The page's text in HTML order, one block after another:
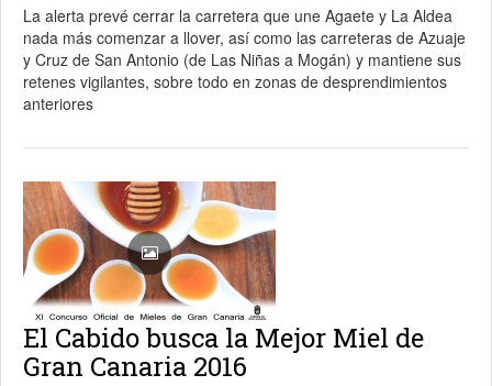
La alerta prevé cerrar la carretera que une Agaete y La Aldea
nada más comenzar a llover, así como las carreteras de Azuaje
y Cruz de San Antonio (de Las Niñas a Mogán) y mantiene sus
retenes vigilantes, sobre todo en zonas de desprendimientos
anteriores
El Cabido busca la Mejor Miel de
Gran Canaria 2016